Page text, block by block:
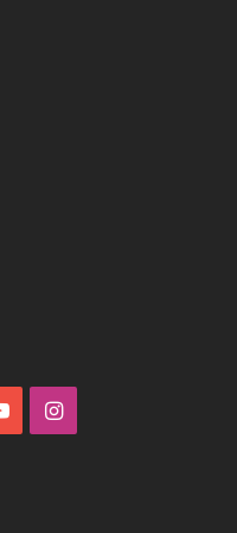
YouTubeInstagram